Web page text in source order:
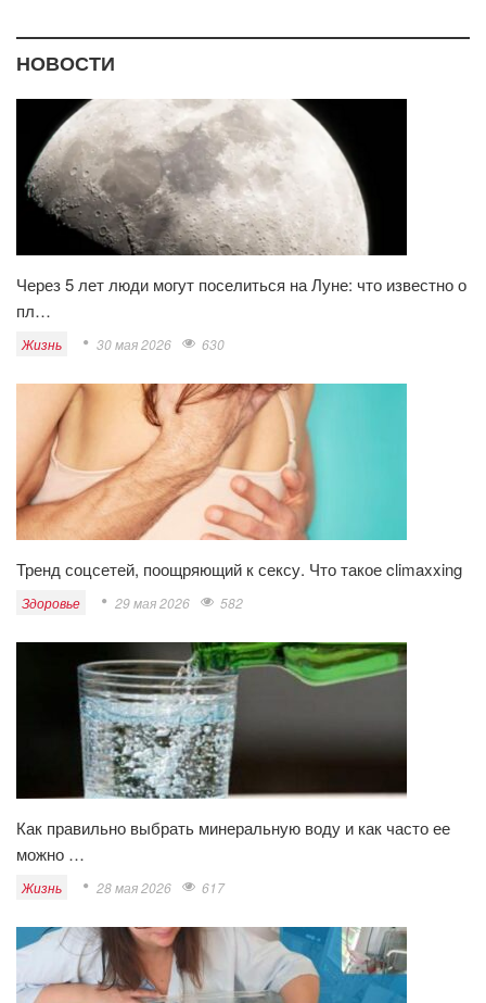
НОВОСТИ
Через 5 лет люди могут поселиться на Луне: что известно о
пл…
Жизнь 30 мая 2026 630
Тренд соцсетей, поощряющий к сексу. Что такое climaxxing
Здоровье 29 мая 2026 582
Как правильно выбрать минеральную воду и как часто ее
можно …
Жизнь 28 мая 2026 617